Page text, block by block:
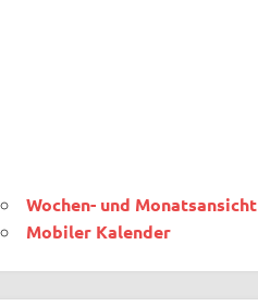
Wochen- und Monatsansicht
Mobiler Kalender